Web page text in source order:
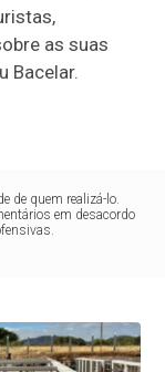
as suas
Bacelar.
de quem realizá-lo.
em desacordo